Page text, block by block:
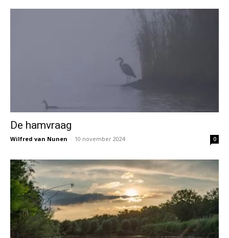
De hamvraag
Wilfred van Nunen - 10 november 2024 0